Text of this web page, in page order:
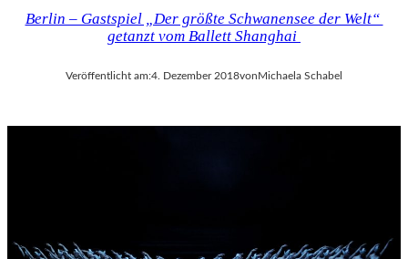
Berlin – Gastspiel „Der größte Schwanensee der Welt“
getanzt vom Ballett Shanghai
Veröffentlicht am:4. Dezember 2018von Michaela Schabel